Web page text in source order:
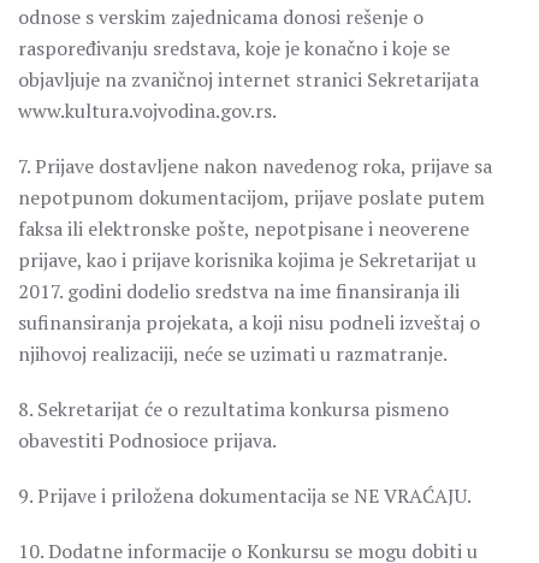
odnose s verskim zajednicama donosi rešenje o
raspoređivanju sredstava, koje je konačno i koje se
objavljuje na zvaničnoj internet stranici Sekretarijata
www.kultura.vojvodina.gov.rs.
7. Prijave dostavljene nakon navedenog roka, prijave sa
nepotpunom dokumentacijom, prijave poslate putem
faksa ili elektronske pošte, nepotpisane i neoverene
prijave, kao i prijave korisnika kojima je Sekretarijat u
2017. godini dodelio sredstva na ime finansiranja ili
sufinansiranja projekata, a koji nisu podneli izveštaj o
njihovoj realizaciji, neće se uzimati u razmatranje.
8. Sekretarijat će o rezultatima konkursa pismeno
obavestiti Podnosioce prijava.
9. Prijave i priložena dokumentacija se NE VRAĆAJU.
10. Dodatne informacije o Konkursu se mogu dobiti u